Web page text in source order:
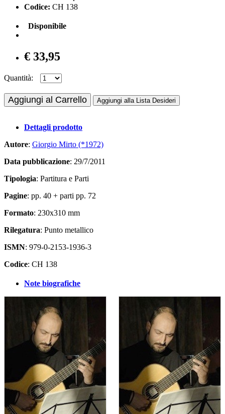
Codice: CH 138
Disponibile
€ 33,95
Quantità:
Aggiungi al Carrello Aggiungi alla Lista Desideri
Dettagli prodotto
Autore: Giorgio Mirto (*1972)
Data pubblicazione: 29/7/2011
Tipologia: Partitura e Parti
Pagine: pp. 40 + parti pp. 72
Formato: 230x310 mm
Rilegatura: Punto metallico
ISMN: 979-0-2153-1936-3
Codice: CH 138
Note biografiche